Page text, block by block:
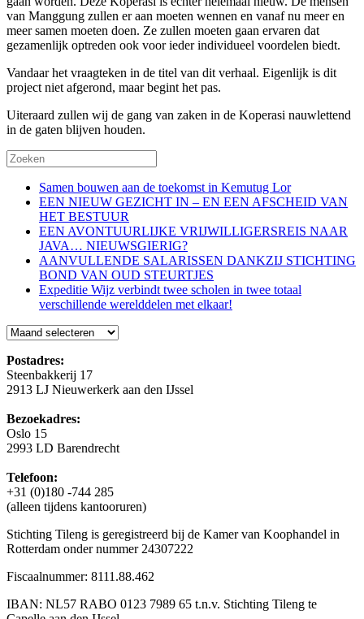
van Manggung zullen er aan moeten wennen en vanaf nu meer en
meer samen moeten doen. Ze zullen moeten gaan ervaren dat
gezamenlijk optreden ook voor ieder individueel voordelen biedt.
Vandaar het vraagteken in de titel van dit verhaal. Eigenlijk is dit
project niet afgerond, maar begint het pas.
Uiteraard zullen wij de gang van zaken in de Koperasi nauwlettend
in de gaten blijven houden.
Samen bouwen aan de toekomst in Kemutug Lor
EEN NIEUW GEZICHT IN – EN EEN AFSCHEID VAN
HET BESTUUR
EEN AVONTUURLIJKE VRIJWILLIGERSREIS NAAR
JAVA… NIEUWSGIERIG?
AANVULLENDE SALARISSEN DANKZIJ STICHTING
BOND VAN OUD STEURTJES
Expeditie Wijz verbindt twee scholen in twee totaal
verschillende werelddelen met elkaar!
Blog
Postadres:
Steenbakkerij 17
2913 LJ Nieuwerkerk aan den IJssel
Bezoekadres:
Oslo 15
2993 LD Barendrecht
Telefoon:
+31 (0)180 -744 285
(alleen tijdens kantooruren)
Stichting Tileng is geregistreerd bij de Kamer van Koophandel in
Rotterdam onder nummer 24307222
Fiscaalnummer: 8111.88.462
IBAN: NL57 RABO 0123 7989 65 t.n.v. Stichting Tileng te